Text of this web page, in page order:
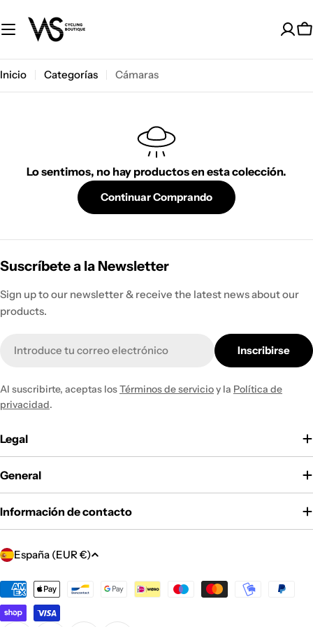
al
contenido
Inicio Categorías Cámaras
Lo sentimos, no hay productos en esta colección.
Continuar Comprando
Suscríbete a la Newsletter
Sign up to our newsletter & receive the latest news about our
products.
electrónico
Inscribirse
Al suscribirte, aceptas losTérminos de servicioy la Política de
privacidad.
Legal
General
Información de contacto
P
í
s
España (EUR €)
Métodos
de
pago